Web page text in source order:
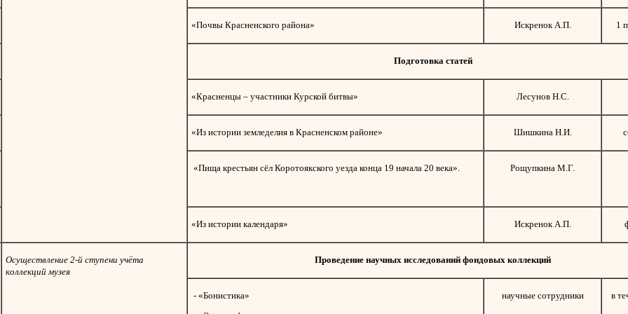
«Почвы Красненского района» Искренок А.П. 1
Подготовка статей
«Красненцы – участники Курской битвы» Лесунов Н.С.
«Из истории земледелия в Красненском районе» Шишкина Н.И.
«Пища крестьян сёл Коротоякского уезда конца 19 начала 20 века». Рощупкина М.Г.
«Из истории календаря» Искренок А.П.
Осуществление 2-й ступени учёта
коллекций музея
Проведение научных исследований фондовых коллекций
- «Бонистика»
научные сотрудники в